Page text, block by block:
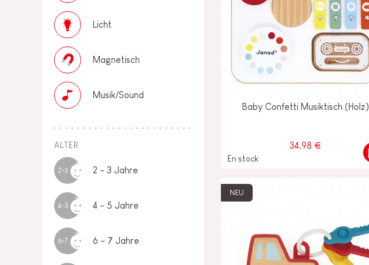
Licht
Magnetisch
Musik/Sound
ALTER
2-3 2 - 3 Jahre
4-5 4 - 5 Jahre
6-7 6 - 7 Jahre
Baby Confetti Musiktisch (Holz)
34,98 €
En stock
NEU